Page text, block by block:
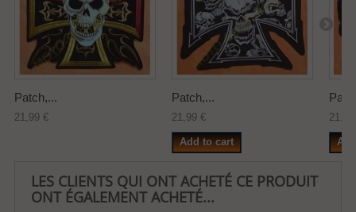
Patch,...
21,99 €
Patch,...
21,99 €
Add to cart
LES CLIENTS QUI ONT ACHETÉ CE PRODUIT
ONT ÉGALEMENT ACHETÉ...